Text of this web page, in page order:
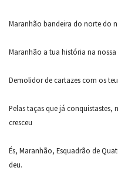
Maranhão bandeira do norte do
Maranhão a tua história na
Demolidor de cartazes com os
Pelas taças que já conquistastes,
cresceu
És, Maranhão, Esquadrão de
deu.